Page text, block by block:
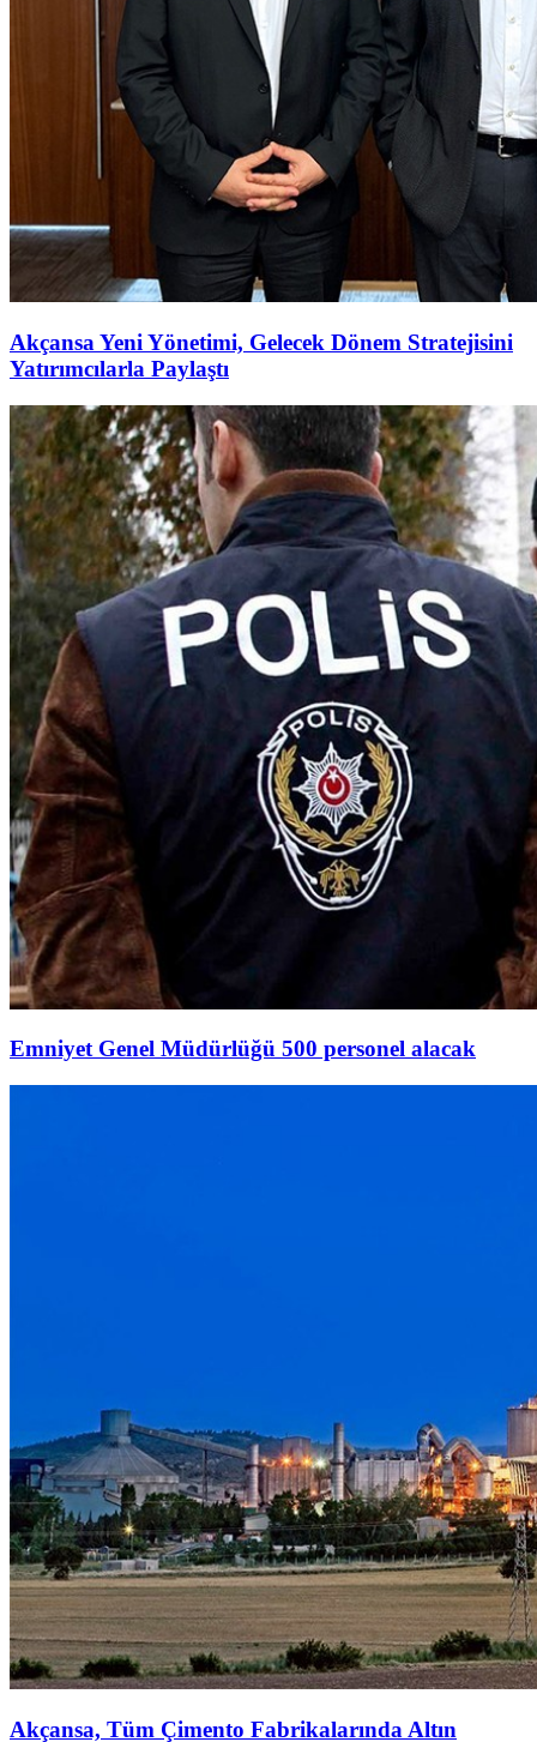
Akçansa Yeni Yönetimi, Gelecek Dönem Stratejisini
Yatırımcılarla Paylaştı
Emniyet Genel Müdürlüğü 500 personel alacak
Akçansa, Tüm Çimento Fabrikalarında Altın